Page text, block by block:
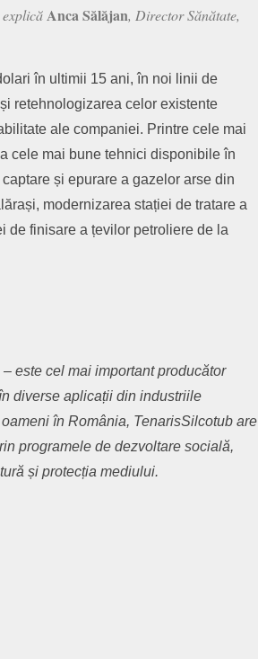
Anca Sălăjan, Director Sănătate,
în ultimii 15 ani, în noi linii de
retehnologizarea celor existente
ale companiei. Printre cele mai
cele mai bune tehnici disponibile în
și epurare a gazelor arse din
modernizarea stației de tratare a
de finisare a țevilor petroliere de la
este cel mai important producător
diverse aplicații din industriile
în România, TenarisSilcotub are
programele de dezvoltare socială,
ă și protecția mediului.